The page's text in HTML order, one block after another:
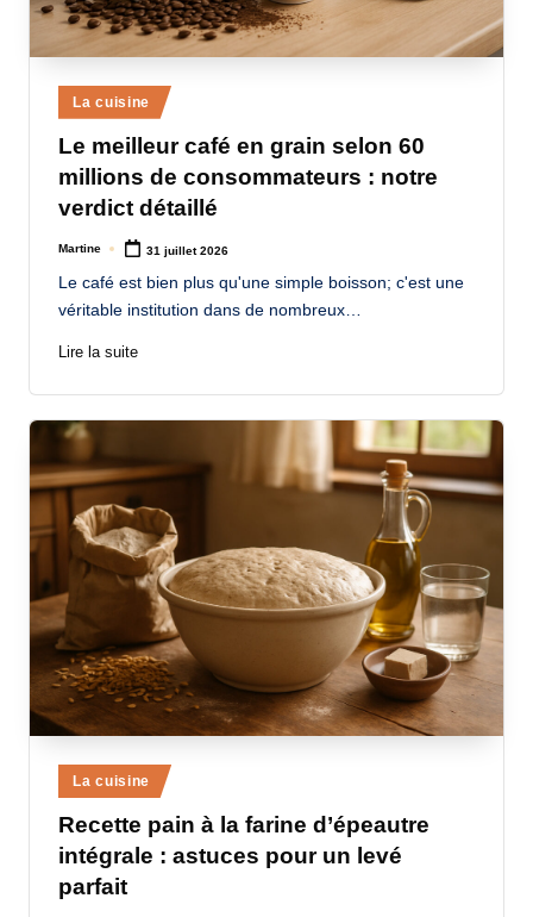
Posted
in
La cuisine
Le meilleur café en grain selon 60
millions de consommateurs : notre
verdict détaillé
Posted
Martine 31 juillet 2026
Le café est bien plus qu'une simple boisson; c'est une
véritable institution dans de nombreux…
Lire la suite
Posted
in
La cuisine
Recette pain à la farine d’épeautre
intégrale : astuces pour un levé
parfait